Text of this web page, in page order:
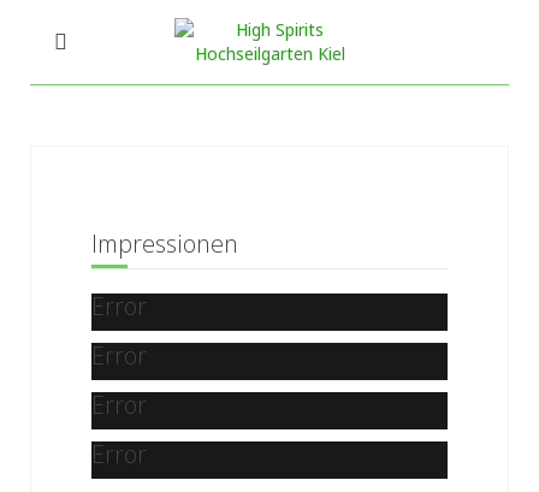
Impressionen
Error
Error
Error
Error